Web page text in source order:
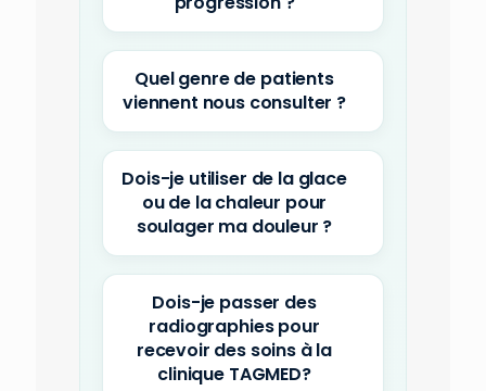
Quel genre de patients
viennent nous consulter ?
Dois-je utiliser de la glace
ou de la chaleur pour
soulager ma douleur ?
Dois-je passer des
radiographies pour
recevoir des soins à la
clinique TAGMED?